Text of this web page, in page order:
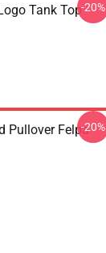
Tank Top-20%
Pullover Felpa-20%